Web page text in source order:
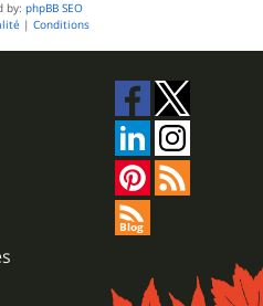
by: phpBB SEO
| Conditions